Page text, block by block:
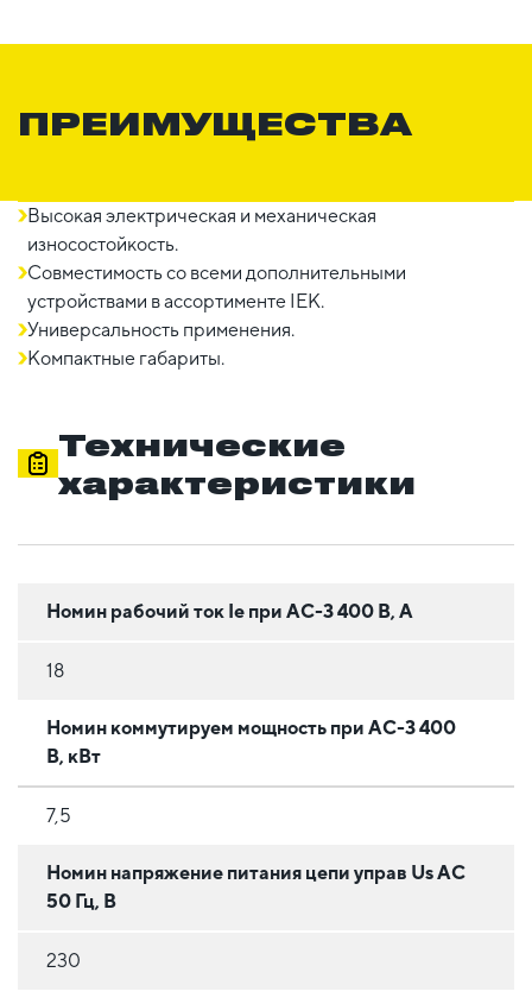
ПРЕИМУЩЕСТВА
Высокая электрическая и механическая
износостойкость.
Совместимость со всеми дополнительными
устройствами в ассортименте IEK.
Универсальность применения.
Компактные габариты.
Технические
характеристики
Номин рабочий ток Ie при AC-3 400 В, А
18
Номин коммутируем мощность при AC-3 400
В, кВт
7,5
Номин напряжение питания цепи управ Us AC
50 Гц, В
230